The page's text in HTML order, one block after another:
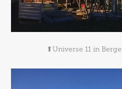
⬆Universe 11 in